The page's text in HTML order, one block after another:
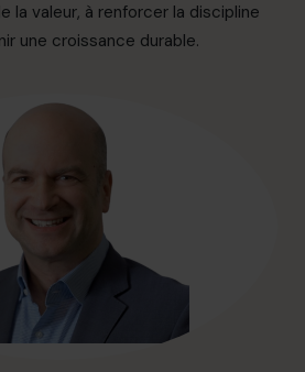
la valeur, à renforcer la discipline
une croissance durable.